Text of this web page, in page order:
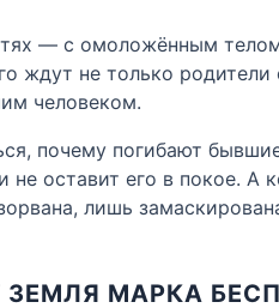
— с омоложённым
ждут не только
человеком.
почему погибают
оставит его в покое. А
лишь
ЗЕМЛЯ МАРКА